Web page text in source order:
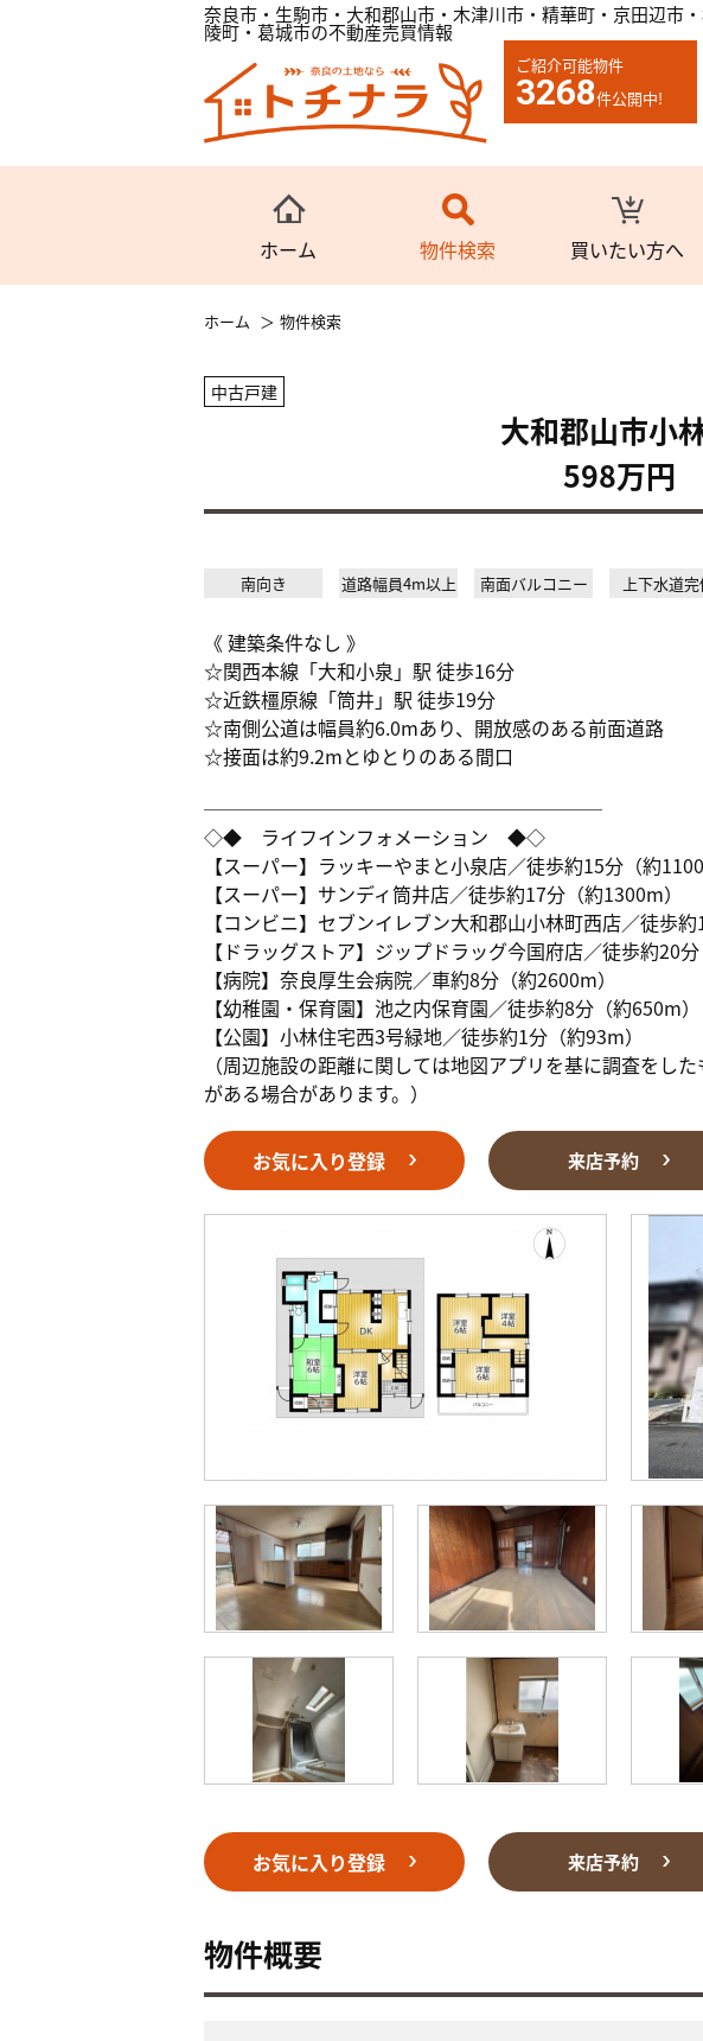
奈良市・生駒市・大和郡山市・木津川市・精華町・京田辺市
陵町・葛城市の不動産売買情報
ご紹介可能物件
3268件公開中!
ホーム 物件検索 買いたい方へ
ホーム 物件検索
中古戸建
大和郡山市小
598万円
南向き 道路幅員4m以上 南面バルコニー 上下水道
《 建築条件なし 》
☆関西本線「大和小泉」駅 徒歩16分
☆近鉄橿原線「筒井」駅 徒歩19分
☆南側公道は幅員約6.0mあり、開放感のある前面道路
☆接面は約9.2mとゆとりのある間口
─────────────────────
◇◆ ライフインフォメーション ◆◇
【スーパー】ラッキーやまと小泉店／徒歩約15分（約
【スーパー】サンディ筒井店／徒歩約17分（約1300m）
【コンビニ】セブンイレブン大和郡山小林町西店／徒歩約
【ドラッグストア】ジップドラッグ今国府店／徒歩約20分
【病院】奈良厚生会病院／車約8分（約2600m）
【幼稚園・保育園】池之内保育園／徒歩約8分（約650m）
【公園】小林住宅西3号緑地／徒歩約1分（約93m）
（周辺施設の距離に関しては地図アプリを基に調査をし
がある場合があります。）
お気に入り登録 来店予約
お気に入り登録 来店予約
物件概要